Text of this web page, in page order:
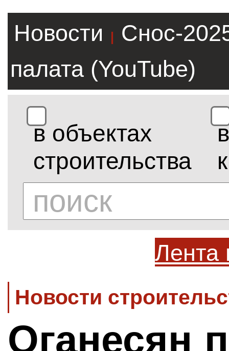
Новости |
Снос-
палата (YouTube)
в объектах
строительства
в
Лента
Новости
Оганесян